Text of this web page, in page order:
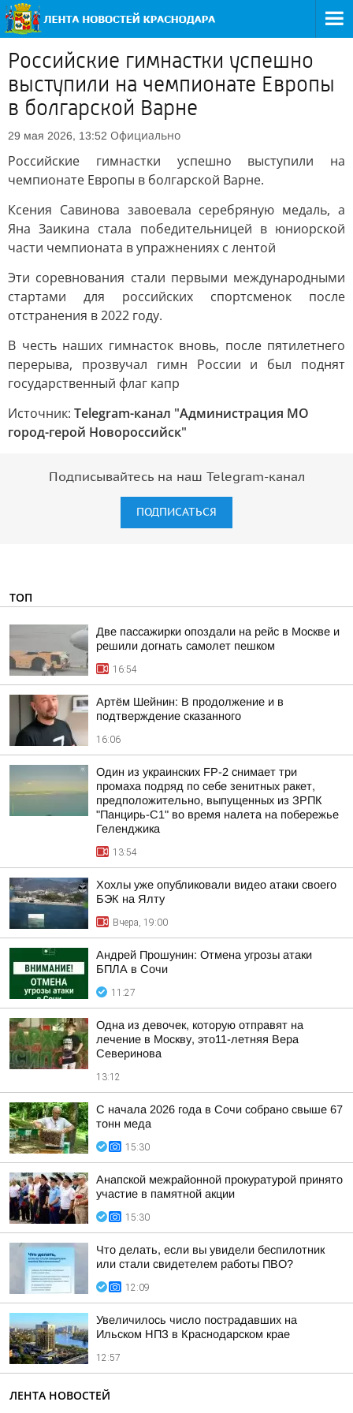
Российские гимнастки успешно
выступили на чемпионате Европы
в болгарской Варне
29 мая 2026, 13:52 Официально
Российские гимнастки успешно выступили на
чемпионате Европы в болгарской Варне.
Ксения Савинова завоевала серебряную медаль, а
Яна Заикина стала победительницей в юниорской
части чемпионата в упражнениях с лентой
Эти соревнования стали первыми международными
стартами для российских спортсменок после
отстранения в 2022 году.
В честь наших гимнасток вновь, после пятилетнего
перерыва, прозвучал гимн России и был поднят
государственный флаг капр
Источник: Telegram-канал "Администрация МО
город-герой Новороссийск"
Подписывайтесь на наш Telegram-канал
ПОДПИСАТЬСЯ
ТОП
Две пассажирки опоздали на рейс в Москве и
решили догнать самолет пешком
16:54
Артём Шейнин: В продолжение и в
подтверждение сказанного
16:06
Один из украинских FP-2 снимает три
промаха подряд по себе зенитных ракет,
предположительно, выпущенных из ЗРПК
"Панцирь-С1" во время налета на побережье
Геленджика
13:54
Хохлы уже опубликовали видео атаки своего
БЭК на Ялту
Вчера, 19:00
Андрей Прошунин: Отмена угрозы атаки
БПЛА в Сочи
11:27
Одна из девочек, которую отправят на
лечение в Москву, это11-летняя Вера
Северинова
13:12
С начала 2026 года в Сочи собрано свыше 67
тонн меда
15:30
Анапской межрайонной прокуратурой принято
участие в памятной акции
15:30
Что делать, если вы увидели беспилотник
или стали свидетелем работы ПВО?
12:09
Увеличилось число пострадавших на
Ильском НПЗ в Краснодарском крае
12:57
ЛЕНТА НОВОСТЕЙ